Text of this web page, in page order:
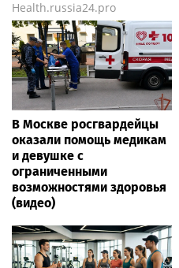
Health.russia24.pro
В Москве росгвардейцы
оказали помощь медикам
и девушке с
ограниченными
возможностями здоровья
(видео)